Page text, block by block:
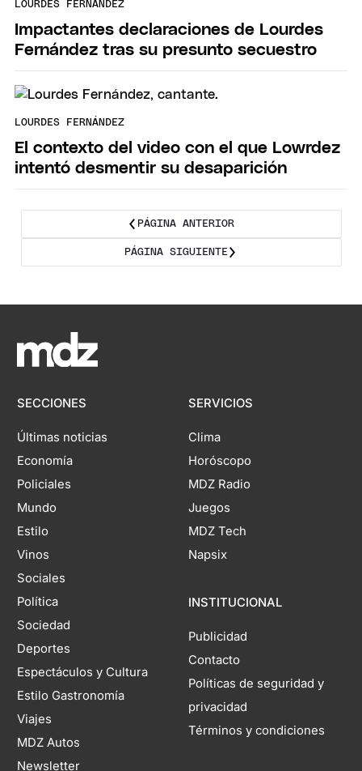
LOURDES FERNÁNDEZ
Impactantes declaraciones de Lourdes
Fernández tras su presunto secuestro
LOURDES FERNÁNDEZ
El contexto del video con el que Lowrdez
intentó desmentir su desaparición
PÁGINA ANTERIOR
PÁGINA SIGUIENTE
SECCIONES
Últimas noticias
Economía
Policiales
Mundo
Estilo
Vinos
Sociales
Política
Sociedad
Deportes
Espectáculos y Cultura
Estilo Gastronomía
Viajes
MDZ Autos
Newsletter
SERVICIOS
Clima
Horóscopo
MDZ Radio
Juegos
MDZ Tech
Napsix
INSTITUCIONAL
Publicidad
Contacto
Políticas de seguridad y
privacidad
Términos y condiciones